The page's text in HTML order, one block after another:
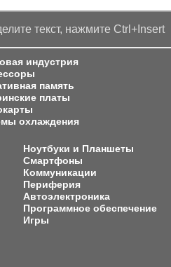
текст, нажмите Ctrl+Insert
индустрия
память
платы
охлаждения
Ноутбуки и Планшеты
Смартфоны
Коммуникации
Периферия
Автоэлектроника
Программное обеспечение
Игры